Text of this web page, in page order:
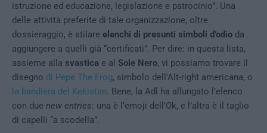
istruzione ed educazione, legislazione e patrocinio”. Una
delle attività preferite di tale organizzazione, oltre
dossieraggio, è stilare elenchi di presunti simboli d’odio da
aggiungere a quelli già “certificati”. Per dire: in questa lista,
assieme alla svastica e al Sole Nero, vi possiamo trovare il
disegno di Pepe The Frog, simbolo dell’Alt-right americana, o
la bandiera del Kekistan. Bene, la Adl ha allungato l’elenco
con due new entries: una è l’emoji dell’Ok, e l’altra è il taglio
di capelli “a scodella”.